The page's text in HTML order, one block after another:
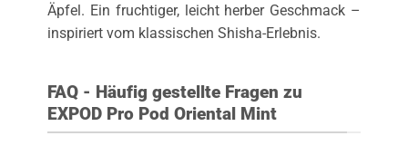
Äpfel. Ein fruchtiger, leicht herber Geschmack –
inspiriert vom klassischen Shisha-Erlebnis.
FAQ - Häufig gestellte Fragen zu
EXPOD Pro Pod Oriental Mint